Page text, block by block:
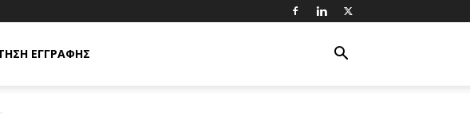
ΕΓΓΡΑΦΗΣ